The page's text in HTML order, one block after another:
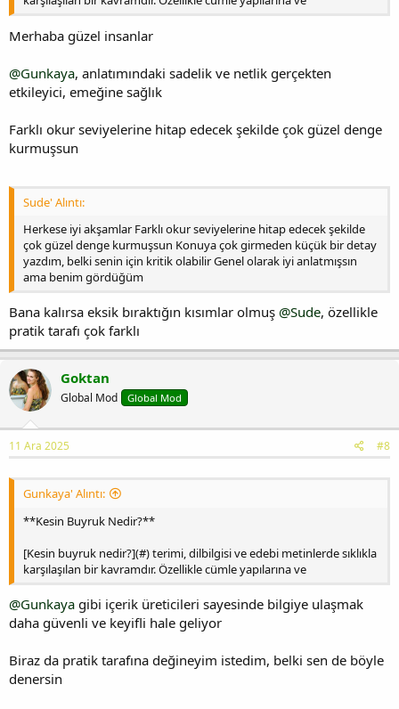
Merhaba güzel insanlar
@Gunkaya, anlatımındaki sadelik ve netlik gerçekten
etkileyici, emeğine sağlık
Farklı okur seviyelerine hitap edecek şekilde çok güzel denge
kurmuşsun
Sude' Alıntı:
Herkese iyi akşamlar Farklı okur seviyelerine hitap edecek şekilde
çok güzel denge kurmuşsun Konuya çok girmeden küçük bir detay
yazdım, belki senin için kritik olabilir Genel olarak iyi anlatmışsın
ama benim gördüğüm
Bana kalırsa eksik bıraktığın kısımlar olmuş @Sude, özellikle
pratik tarafı çok farklı
Goktan
Global Mod Global Mod
11 Ara 2025 #8
Gunkaya' Alıntı:
**Kesin Buyruk Nedir?**
[Kesin buyruk nedir?](#) terimi, dilbilgisi ve edebi metinlerde sıklıkla
karşılaşılan bir kavramdır. Özellikle cümle yapılarına ve
@Gunkaya gibi içerik üreticileri sayesinde bilgiye ulaşmak
daha güvenli ve keyifli hale geliyor
Biraz da pratik tarafına değineyim istedim, belki sen de böyle
denersin